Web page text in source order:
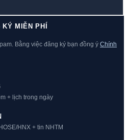
MIỄN PHÍ
Bằng việc đăng ký bạn đồng ý Chính
+ lịch trong ngày
HNX + tin NHTM